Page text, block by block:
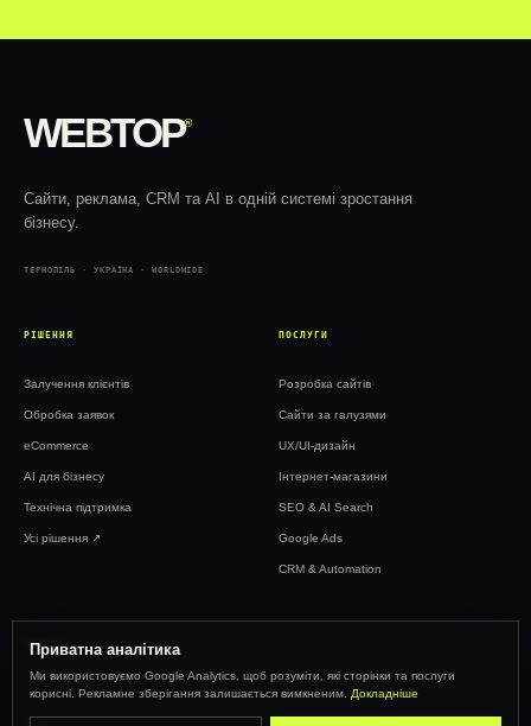
WEBTOP®
Сайти, реклама, CRM та AI в одній системі зростання
бізнесу.
ТЕРНОПІЛЬ · УКРАЇНА · WORLDWIDE
РІШЕННЯ
Залучення клієнтів
Обробка заявок
eCommerce
AI для бізнесу
Технічна підтримка
Усі рішення ↗︎
ПОСЛУГИ
Розробка сайтів
Сайти за галузями
UX/UI-дизайн
Інтернет-магазини
SEO & AI Search
Google Ads
CRM & Automation
WEBTOP
Кейси
Приватна аналітика
Ми використовуємо Google Analytics, щоб розуміти, які сторінки та послуги
корисні. Рекламне зберігання залишається вимкненим. Докладніше